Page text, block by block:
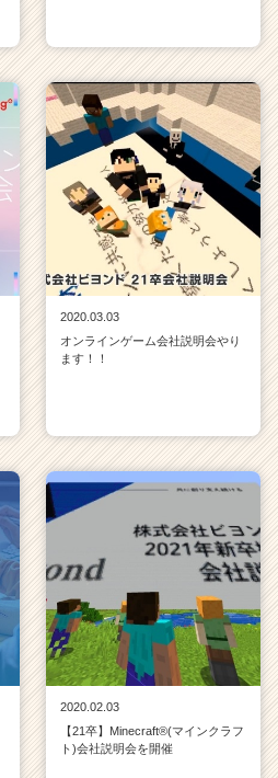
2020.03.03
オンラインゲーム会社説明会やり
ます！！
2020.02.03
【21卒】Minecraft®(マインクラフ
ト)会社説明会を開催